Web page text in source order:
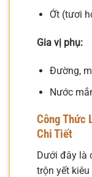
Ớt (tươi
Gia vị phụ:
Đường,
Nước
Công Thức
Chi Tiết
Dưới đây là
trộn yết